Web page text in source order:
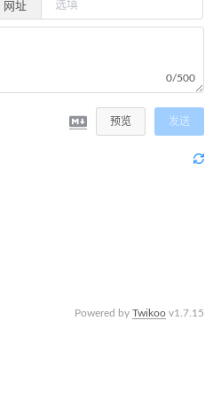
网址
0/500
预览 发送
Powered by Twikoo v1.7.15